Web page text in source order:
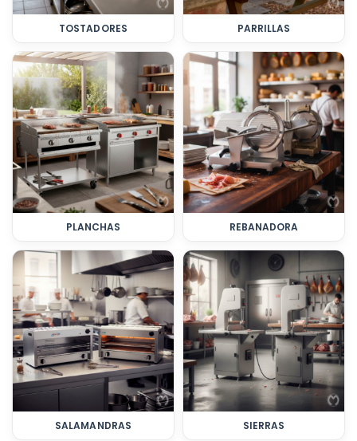
TOSTADORES PARRILLAS
PLANCHAS REBANADORA
SALAMANDRAS SIERRAS